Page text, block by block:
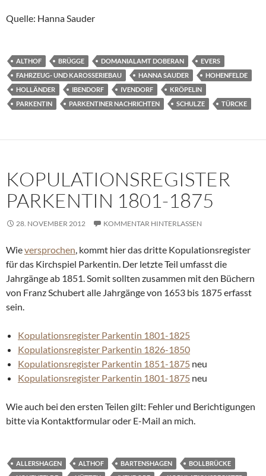
Quelle: Hanna Sauder
ALTHOF BRÜGGE DOMANIALAMT DOBERAN
EVERS
FAHRZEUG- UND KAROSSERIEBAU
HANNA SAUDER
HOHENFELDE
HOLLÄNDER
IBENDORF IVENDORF
KRÖPELIN
PARKENTIN
PARKENTINER NACHRICHTEN SCHULZE TÜRCKE
KOPULATIONSREGISTER
PARKENTIN 1801-1875
28. NOVEMBER 2012 KOMMENTAR HINTERLASSEN
Wieversprochen, kommt hier das dritte Kopulationsregister
für das Kirchspiel Parkentin. Der letzte Teil umfasst die
Jahrgänge ab 1851. Somit sollten zusammen mit den Büchern
von Franz Schubert alle Jahrgänge von 1653 bis 1875 erfasst
sein.
Kopulationsregister Parkentin 1801-1825
Kopulationsregister Parkentin 1826-1850
Kopulationsregister Parkentin 1851-1875 neu
Kopulationsregister Parkentin 1801-1875 neu
Wie auch bei den ersten Teilen gilt: Fehler und Berichtigungen
bitte via Kontaktformular oder E-Mail an mich.
ALLERSHAGEN ALTHOF BARTENSHAGEN
BOLLBRÜCKE